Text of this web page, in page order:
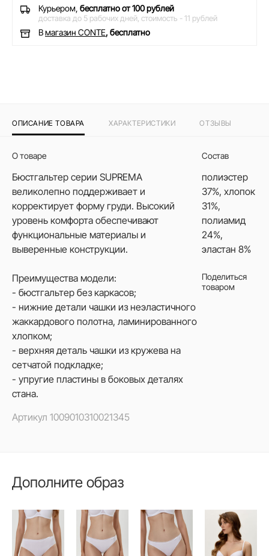
Курьером, бесплатно от 100 рублей
доставка до 5 рабочих дней, стоимость - 11 рублей
Вмагазин CONTE, бесплатно
ОПИСАНИЕ ТОВАРА ХАРАКТЕРИСТИКИ ОТЗЫВЫ
О товаре
Бюстгальтер серии SUPREMA
великолепно поддерживает и
корректирует форму груди. Высокий
уровень комфорта обеспечивают
функциональные материалы и
выверенные конструкции.
Преимущества модели:
- бюстгальтер без каркасов;
- нижние детали чашки из неэластичного
жаккардового полотна, ламинированного
хлопком;
- верхняя деталь чашки из кружева на
сетчатой подкладке;
- упругие пластины в боковых деталях
стана.
Артикул 1009010310021345
Состав
полиэстер
37%, хлопок
31%,
полиамид
24%,
эластан 8%
Поделиться
товаром
Дополните образ